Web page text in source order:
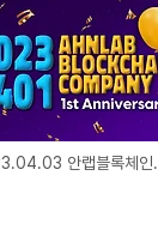
2023.04.03 안랩블